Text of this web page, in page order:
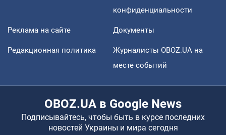
конфиденциальности
Реклама на сайте Документы
Редакционная политика
Журналисты OBOZ.UA на
месте событий
OBOZ.UA в Google News
Подписывайтесь, чтобы быть в курсе последних
новостей Украины и мира сегодня